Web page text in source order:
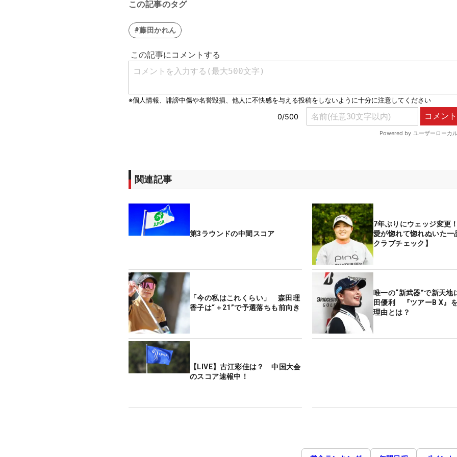
この記事のタグ
#藤田かれん
関連記事
第3ラウンドの中間スコア
7年ぶりにウェッジ変更
愛が惚れて惚れぬいた一
クラブチェック】
「今の私はこれくらい」 森田理
香子は“＋21”で予選落ちも前向き
唯一の“新武器”で新天地
田優利 『ツアーB X』
理由とは？
【LIVE】古江彩佳は？ 中国大会
のスコア速報中！